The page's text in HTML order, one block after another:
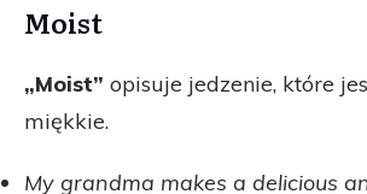
Moist
„Moist” opisuje jedzenie, które
miękkie.
My grandma makes a delicious